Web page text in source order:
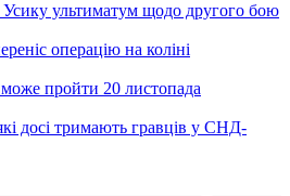
ультиматум щодо другого бою
операцію на коліні
пройти 20 листопада
досі тримають гравців у СНД-